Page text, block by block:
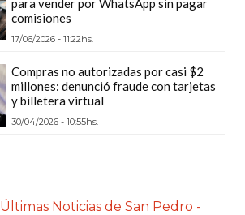
para vender por WhatsApp sin pagar
comisiones
17/06/2026 - 11:22hs.
Compras no autorizadas por casi $2
millones: denunció fraude con tarjetas
y billetera virtual
30/04/2026 - 10:55hs.
Últimas Noticias de San Pedro -